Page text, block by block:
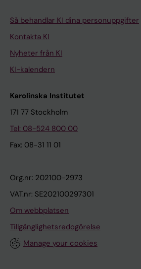
Så behandlar KI dina personuppgifter
Kontakta KI
Nyheter från KI
KI-kalendern
Karolinska Institutet
171 77 Stockholm
Tel: 08-524 800 00
Fax: 08-31 11 01
Org.nr: 202100-2973
VAT.nr: SE202100297301
Om webbplatsen
Tillgänglighetsredogörelse
Manage your cookies